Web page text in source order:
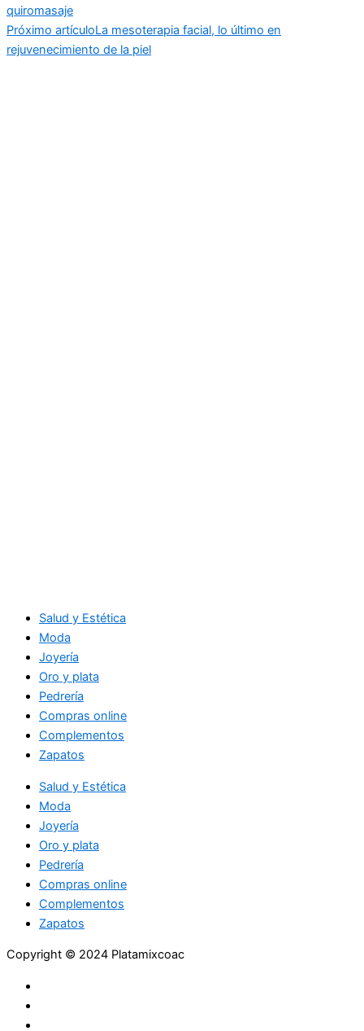
quiromasaje
Próximo artículoLa mesoterapia facial, lo último en
rejuvenecimiento de la piel
Salud y Estética
Moda
Joyería
Oro y plata
Pedrería
Compras online
Complementos
Zapatos
Salud y Estética
Moda
Joyería
Oro y plata
Pedrería
Compras online
Complementos
Zapatos
Copyright © 2024 Platamixcoac